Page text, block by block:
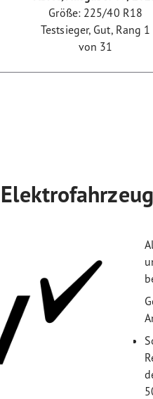
Größe: 225/40 R18
Testsieger, Gut, Rang 1
von 31